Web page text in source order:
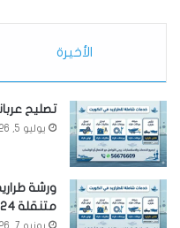
الأخيرة
تصليح
يوليو 5, 2026
ورشة
متنقلة 24 ساعة
يونيو 7, 2026